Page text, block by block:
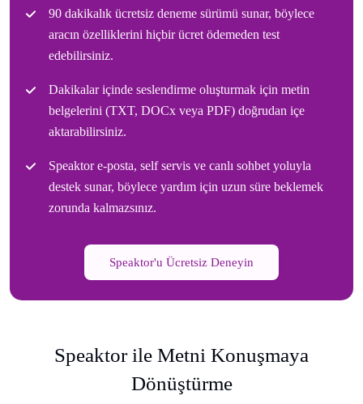
90 dakikalık ücretsiz deneme sürümü sunar, böylece
aracın özelliklerini hiçbir ücret ödemeden test
edebilirsiniz.
Dakikalar içinde seslendirme oluşturmak için metin
belgelerini (TXT, DOCx veya PDF) doğrudan içe
aktarabilirsiniz.
Speaktor e-posta, self servis ve canlı sohbet yoluyla
destek sunar, böylece yardım için uzun süre beklemek
zorunda kalmazsınız.
Speaktor'u Ücretsiz Deneyin
Speaktor ile Metni Konuşmaya
Dönüştürme